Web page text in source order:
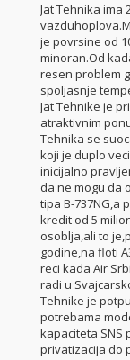
Jat Tehnika
je povrsine od
minoran.Od
resen problem
spoljasnje
Jat Tehnike je
atraktivnim
Tehnika se
koji je duplo
inicijalno
da ne mogu da
tipa B-737NG,a
kredit od 5
osoblja,ali to
godine,na floti
reci kada Air
radi u
Tehnike je
potrebama
kapaciteta SNS
privatizacija do